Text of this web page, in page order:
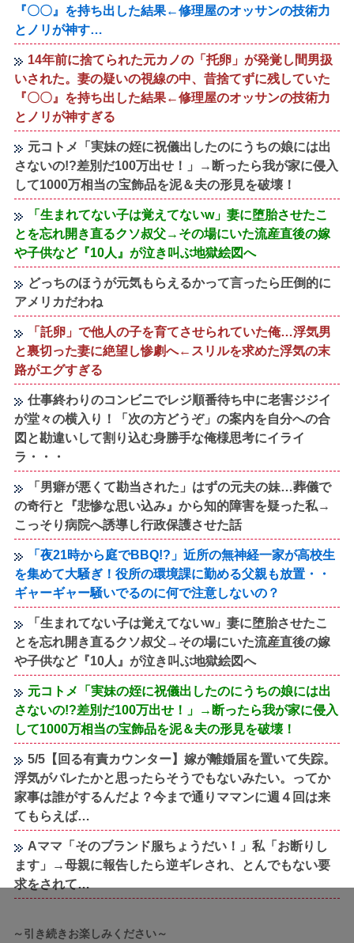
『〇〇』を持ち出した結果←修理屋のオッサンの技術力
とノリが神す…
14年前に捨てられた元カノの「托卵」が発覚し間男扱
いされた。妻の疑いの視線の中、昔捨てずに残していた
『〇〇』を持ち出した結果←修理屋のオッサンの技術力
とノリが神すぎる
元コトメ「実妹の姪に祝儀出したのにうちの娘には出
さないの!?差別だ100万出せ！」→断ったら我が家に侵入
して1000万相当の宝飾品を泥＆夫の形見を破壊！
「生まれてない子は覚えてないw」妻に堕胎させたこ
とを忘れ開き直るクソ叔父→その場にいた流産直後の嫁
や子供など『10人』が泣き叫ぶ地獄絵図へ
どっちのほうが元気もらえるかって言ったら圧倒的に
アメリカだわね
「託卵」で他人の子を育てさせられていた俺…浮気男
と裏切った妻に絶望し惨劇へ←スリルを求めた浮気の末
路がエグすぎる
仕事終わりのコンビニでレジ順番待ち中に老害ジジイ
が堂々の横入り！「次の方どうぞ」の案内を自分への合
図と勘違いして割り込む身勝手な俺様思考にイライ
ラ・・・
「男癖が悪くて勘当された」はずの元夫の妹…葬儀で
の奇行と『悲惨な思い込み』から知的障害を疑った私→
こっそり病院へ誘導し行政保護させた話
「夜21時から庭でBBQ!?」近所の無神経一家が高校生
を集めて大騒ぎ！役所の環境課に勤める父親も放置・・
ギャーギャー騒いでるのに何で注意しないの？
「生まれてない子は覚えてないw」妻に堕胎させたこ
とを忘れ開き直るクソ叔父→その場にいた流産直後の嫁
や子供など『10人』が泣き叫ぶ地獄絵図へ
元コトメ「実妹の姪に祝儀出したのにうちの娘には出
さないの!?差別だ100万出せ！」→断ったら我が家に侵入
して1000万相当の宝飾品を泥＆夫の形見を破壊！
5/5【回る有責カウンター】嫁が離婚届を置いて失踪。
浮気がバレたかと思ったらそうでもないみたい。ってか
家事は誰がするんだよ？今まで通りママンに週４回は来
てもらえば…
Aママ「そのブランド服ちょうだい！」私「お断りし
ます」→母親に報告したら逆ギレされ、とんでもない要
求をされて…
～引き続きお楽しみください～